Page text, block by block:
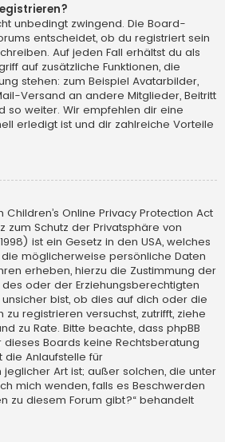
unbedingt zwingend. Die Board-
entscheidet, ob du registriert sein
Auf jeden Fall erhältst du als
auf zusätzliche Funktionen, die
stehen: zum Beispiel Avatarbilder,
Versand an andere Mitglieder, Beitritt
so weiter. Wir empfehlen dir eine
erledigt ist und dir zahlreiche Vorteile
Children’s Online Privacy Protection Act
zum Schutz der Privatsphäre von
ist ein Gesetz in den USA, welches
möglicherweise persönliche Daten
erheben, hierzu die Zustimmung der
oder der Erziehungsberechtigten
bist, ob dies auf dich oder die
registrieren versuchst, zutrifft, ziehe
zu Rate. Bitte beachte, dass phpBB
dieses Boards keine Rechtsberatung
die Anlaufstelle für
Art ist; außer solchen, die unter
mich wenden, falls es Beschwerden
zu diesem Forum gibt?“ behandelt